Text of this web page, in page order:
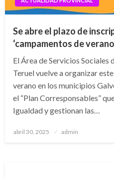
Se abre el plazo de
‘campamentos de
El Área de Servicios Sociales
Teruel vuelve a organizar
verano en los municipios
el “Plan Corresponsables”
Igualdad y gestionan las…
Publicado
abril 30, 2025 admin